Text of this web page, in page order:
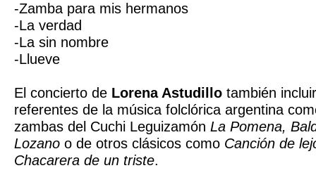
-Zamba para mis hermanos
-La verdad
-La sin nombre
-Llueve
El concierto de Lorena Astudillo también
referentes de la música folclórica argentina
zambas del Cuchi Leguizamón La Pomena,
Lozano o de otros clásicos como Canción de
Chacarera de un triste.